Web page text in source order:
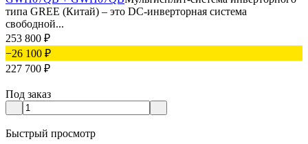
типа GREE (Китай) – это DC-инверторная система
свободной...
253 800 ₽
−26 100 ₽
227 700 ₽
Под заказ
Быстрый просмотр